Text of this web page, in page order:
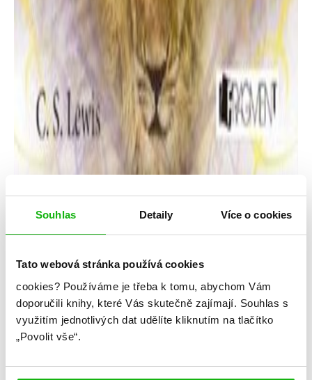
Souhlas Detaily Více o cookies
Tato webová stránka používá cookies
cookies? Používáme je třeba k tomu, abychom Vám
doporučili knihy, které Vás skutečně zajímají. Souhlas s
využitím jednotlivých dat udělíte kliknutím na tlačítko
„Povolit vše“.
Kategorie: young adult
Žánr: Fantasy